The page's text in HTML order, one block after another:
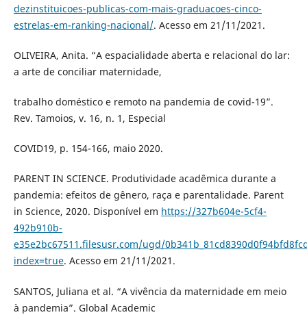
dezinstituicoes-publicas-com-mais-graduacoes-cinco-
estrelas-em-ranking-nacional/. Acesso em 21/11/2021.
OLIVEIRA, Anita. “A espacialidade aberta e relacional do lar:
a arte de conciliar maternidade,
trabalho doméstico e remoto na pandemia de covid-19”.
Rev. Tamoios, v. 16, n. 1, Especial
COVID19, p. 154-166, maio 2020.
PARENT IN SCIENCE. Produtividade acadêmica durante a
pandemia: efeitos de gênero, raça e parentalidade. Parent
in Science, 2020. Disponível em https://327b604e-5cf4-
492b910b-
e35e2bc67511.filesusr.com/ugd/
index=true. Acesso em 21/11/2021.
SANTOS, Juliana et al. “A vivência da maternidade em meio
à pandemia”. Global Academic